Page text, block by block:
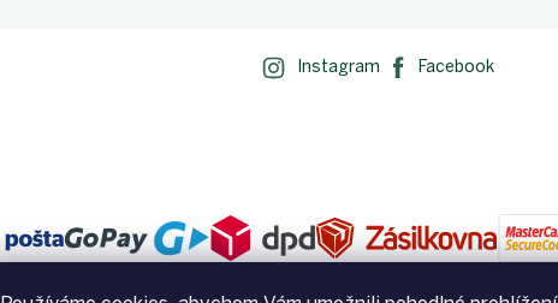
Instagram Facebook